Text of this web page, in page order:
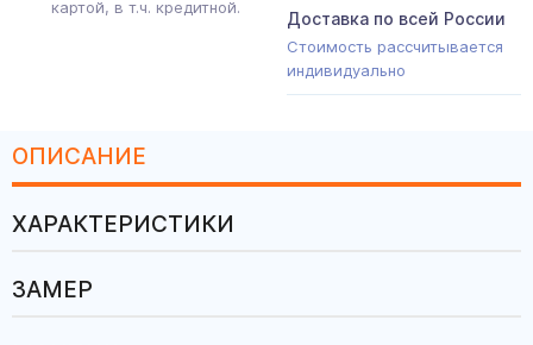
картой, в т.ч. кредитной.
Доставка по всей России
Стоимость рассчитывается
индивидуально
ОПИСАНИЕ
ХАРАКТЕРИСТИКИ
ЗАМЕР